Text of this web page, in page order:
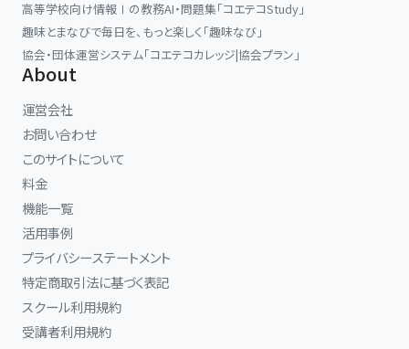
高等学校向け情報Ⅰの教務AI・問題集「コエテコStudy」
趣味とまなびで毎日を、もっと楽しく「趣味なび」
協会・団体運営システム「コエテコカレッジ|協会プラン」
About
運営会社
お問い合わせ
このサイトについて
料金
機能一覧
活用事例
プライバシーステートメント
特定商取引法に基づく表記
スクール利用規約
受講者利用規約